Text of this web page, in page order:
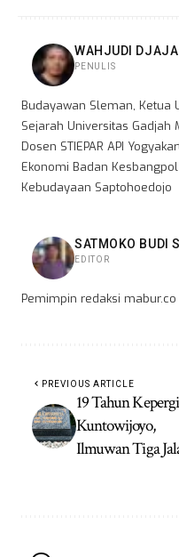
WAHJUDI DJAJA
PENULIS
Budayawan Sleman, Ketua
Sejarah Universitas Gadjah
Dosen STIEPAR API
Ekonomi Badan
Kebudayaan Saptohoedojo
SATMOKO BUDI
EDITOR
Pemimpin redaksi mabur.co
PREVIOUS ARTICLE
19 Tahun
Kuntowijoyo,
Ilmuwan Tiga